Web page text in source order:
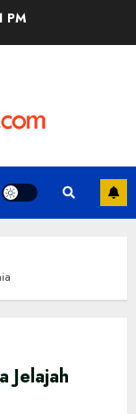
PM
Jelajah